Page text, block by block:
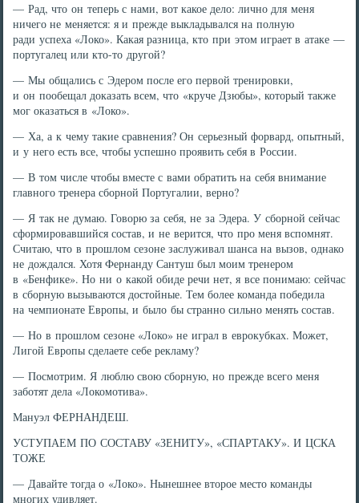
— Рад, что он теперь с нами, вот какое дело: лично для меня
ничего не меняется: я и прежде выкладывался на полную
ради успеха «Локо». Какая разница, кто при этом играет в атаке —
португалец или кто-то другой?
— Мы общались с Эдером после его первой тренировки,
и он пообещал доказать всем, что «круче Дзюбы», который также
мог оказаться в «Локо».
— Ха, а к чему такие сравнения? Он серьезный форвард, опытный,
и у него есть все, чтобы успешно проявить себя в России.
— В том числе чтобы вместе с вами обратить на себя внимание
главного тренера сборной Португалии, верно?
— Я так не думаю. Говорю за себя, не за Эдера. У сборной сейчас
сформировавшийся состав, и не верится, что про меня вспомнят.
Считаю, что в прошлом сезоне заслуживал шанса на вызов, однако
не дождался. Хотя Фернанду Сантуш был моим тренером
в «Бенфике». Но ни о какой обиде речи нет, я все понимаю: сейчас
в сборную вызываются достойные. Тем более команда победила
на чемпионате Европы, и было бы странно сильно менять состав.
— Но в прошлом сезоне «Локо» не играл в еврокубках. Может,
Лигой Европы сделаете себе рекламу?
— Посмотрим. Я люблю свою сборную, но прежде всего меня
заботят дела «Локомотива».
Мануэл ФЕРНАНДЕШ.
УСТУПАЕМ ПО СОСТАВУ «ЗЕНИТУ», «СПАРТАКУ». И ЦСКА
ТОЖЕ
— Давайте тогда о «Локо». Нынешнее второе место команды
многих удивляет.